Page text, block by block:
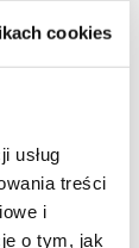
cookies
usług
treści
i
o tym, jak